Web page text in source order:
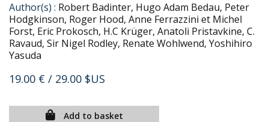
Author(s) : Robert Badinter, Hugo Adam Bedau, Peter
Hodgkinson, Roger Hood, Anne Ferrazzini et Michel
Forst, Eric Prokosch, H.C Krüger, Anatoli Pristavkine, C.
Ravaud, Sir Nigel Rodley, Renate Wohlwend, Yoshihiro
Yasuda
19.00 € / 29.00 $US
Add to basket